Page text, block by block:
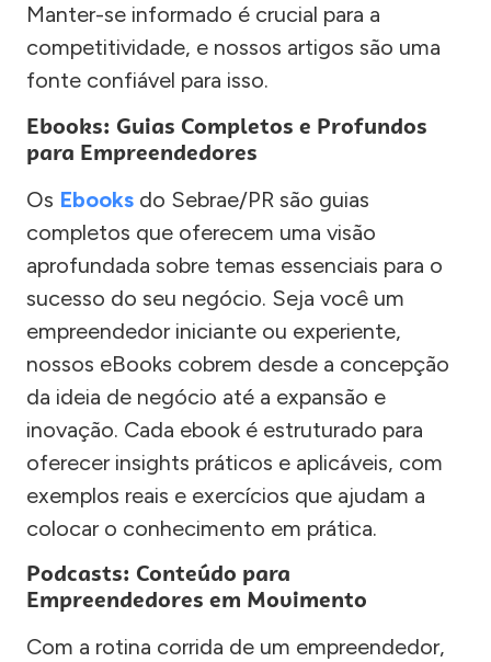
Manter-se informado é crucial para a
competitividade, e nossos artigos são uma
fonte confiável para isso.
Ebooks: Guias Completos e Profundos
para Empreendedores
Os Ebooks do Sebrae/PR são guias
completos que oferecem uma visão
aprofundada sobre temas essenciais para o
sucesso do seu negócio. Seja você um
empreendedor iniciante ou experiente,
nossos eBooks cobrem desde a concepção
da ideia de negócio até a expansão e
inovação. Cada ebook é estruturado para
oferecer insights práticos e aplicáveis, com
exemplos reais e exercícios que ajudam a
colocar o conhecimento em prática.
Podcasts: Conteúdo para
Empreendedores em Movimento
Com a rotina corrida de um empreendedor,